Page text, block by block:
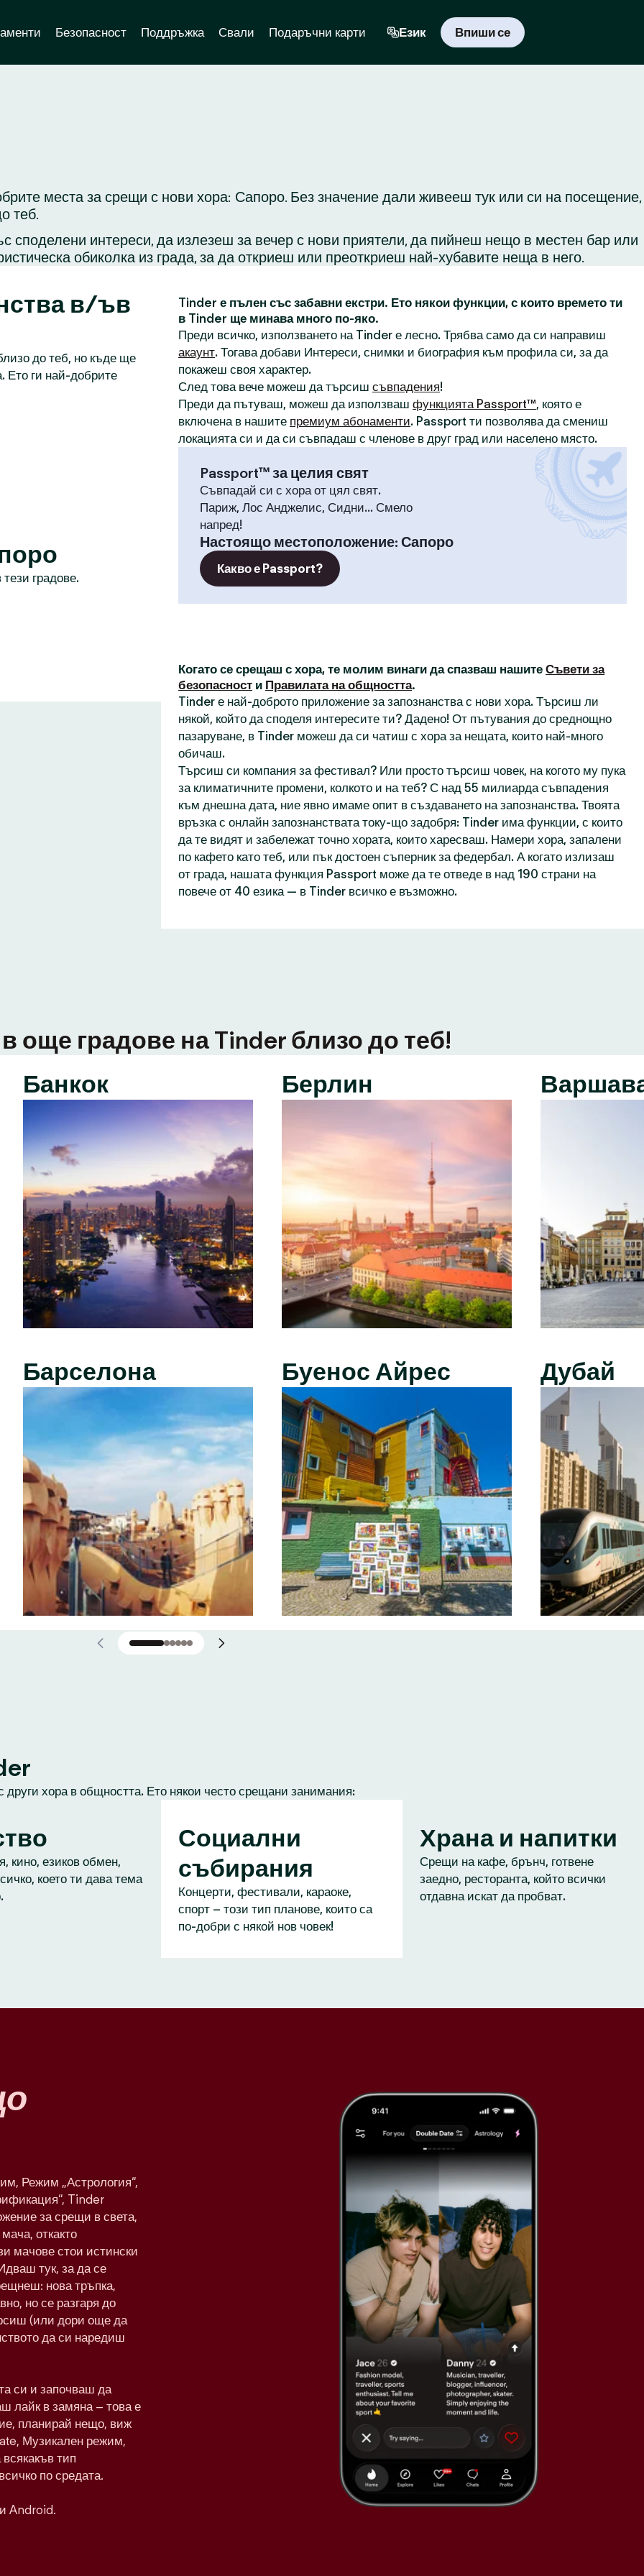
Безопасност Поддръжка Свали Подаръчни карти Език Впиши се
места за срещи с нови хора: Сапоро. Без значение дали живееш тук или си на посещение,
теб.
интереси, да излезеш за вечер с нови приятели, да пийнеш нещо в местен бар или
обиколка из града, за да откриеш или преоткриеш най-хубавите неща в него.
в/ъв
до теб, но къде ще
Ето ги най-добрите
градове.
Tinder е пълен със забавни екстри. Ето някои функции, с които времето ти
в Tinder ще минава много по-яко.
Преди всичко, използването на Tinder е лесно. Трябва само да си направиш
акаунт. Тогава добави Интереси, снимки и биография към профила си, за да
покажеш своя характер.
След това вече можеш да търсиш съвпадения!
Преди да пътуваш, можеш да използваш функцията Passport™, която е
включена в нашите премиум абонаменти. Passport ти позволява да смениш
локацията си и да си съвпадаш с членове в друг град или населено място.
Passport™ за целия свят
Съвпадай си с хора от цял свят.
Париж, Лос Анджелис, Сидни... Смело
напред!
Настоящо местоположение: Сапоро
Какво е Passport?
Когато се срещаш с хора, те молим винаги да спазваш нашите Съвети за
безопасност и Правилата на общността.
Tinder е най-доброто приложение за запознанства с нови хора. Търсиш ли
някой, който да споделя интересите ти? Дадено! От пътувания до среднощно
пазаруване, в Tinder можеш да си чатиш с хора за нещата, които най-много
обичаш.
Търсиш си компания за фестивал? Или просто търсиш човек, на когото му пука
за климатичните промени, колкото и на теб? С над 55 милиарда съвпадения
към днешна дата, ние явно имаме опит в създаването на запознанства. Твоята
връзка с онлайн запознанствата току-що задобря: Tinder има функции, с които
да те видят и забележат точно хората, които харесваш. Намери хора, запалени
по кафето като теб, или пък достоен съперник за федербал. А когато излизаш
от града, нашата функция Passport може да те отведе в над 190 страни на
повече от 40 езика — в Tinder всичко е възможно.
още градове на Tinder близо до теб!
Банкок
Барселона
Берлин
Буенос Айрес Дубай
хора в общността. Ето някои често срещани занимания:
кино, езиков обмен,
което ти дава тема
Социални
събирания
Концерти, фестивали, караоке,
спорт – този тип планове, които са
по-добри с някой нов човек!
Храна и напитки
Срещи на кафе, брънч, готвене
заедно, ресторанта, който всички
отдавна искат да пробват.
Режим „Астрология“,
Tinder
за срещи в света,
откакто
мачове стои истински
тук, за да се
нова тръпка,
но се разгаря до
(или дори още да
да си наредиш
си и започваш да
лайк в замяна – това е
планирай нещо, виж
Музикален режим,
тип
по средата.
Android.